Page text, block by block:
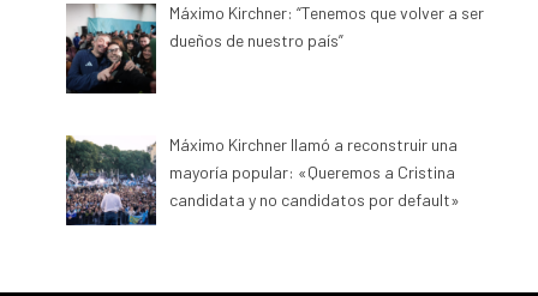
Máximo Kirchner: “Tenemos que volver a ser
dueños de nuestro país”
Máximo Kirchner llamó a reconstruir una
mayoría popular: «Queremos a Cristina
candidata y no candidatos por default»